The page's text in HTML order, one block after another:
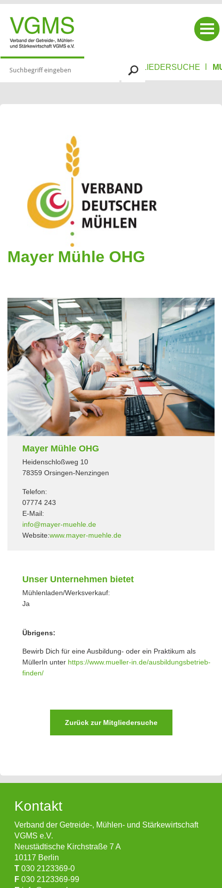
VERBAND MIT­GLIE­DER MITGLIEDERSUCHE
Mayer Mühle OHG
Mayer Mühle OHG
Heidenschloßweg 10
78359 Orsingen-Nenzingen
Telefon:
07774 243
E-Mail:
info@mayer-muehle.de
Website:www.mayer-muehle.de
Unser Unternehmen bietet
Mühlenladen/Werksverkauf:
Ja
Übrigens:
Bewirb Dich für eine Ausbildung- oder ein Praktikum als
MüllerIn unter https://www.mueller-in.de/ausbildungsbetrieb-
finden/
Zurück zur Mitgliedersuche
Kontakt
Verband der Getreide-, Mühlen- und Stärkewirtschaft
VGMS e.V.
Neustädtische Kirchstraße 7 A
10117 Berlin
T 030 2123369-0
F 030 2123369-99